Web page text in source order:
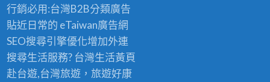
行銷必用:台灣B2B分類廣告
貼近日常的 eTaiwan廣告網
SEO搜尋引擎優化增加外連
搜尋生活服務? 台灣生活黃頁
赴台遊,台灣旅遊，旅遊好康